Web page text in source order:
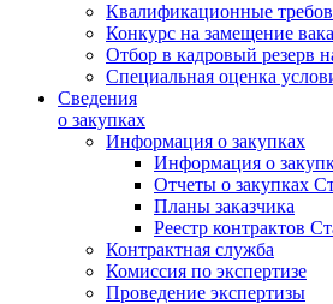
Квалификационные
Конкурс на замещение
Отбор в кадровый резерв
Специальная оценка
Сведения
о закупках
Информация о закупках
Информация о
Отчеты о закупках
Планы заказчика
Реестр контрактов
Контрактная служба
Комиссия по экспертизе
Проведение экспертизы